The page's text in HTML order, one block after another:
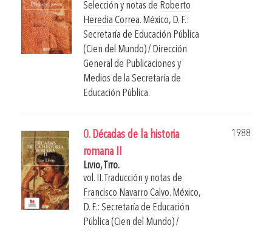
Selección y notas de Roberto
Heredia Correa. México, D. F.:
Secretaría de Educación Pública
(Cien del Mundo) / Dirección
General de Publicaciones y
Medios de la Secretaría de
Educación Pública.
0. Décadas de la historia
romana II
1988
Livio, Tito.
vol. II. Traducción y notas de
Francisco Navarro Calvo. México,
D. F.: Secretaría de Educación
Pública (Cien del Mundo) /